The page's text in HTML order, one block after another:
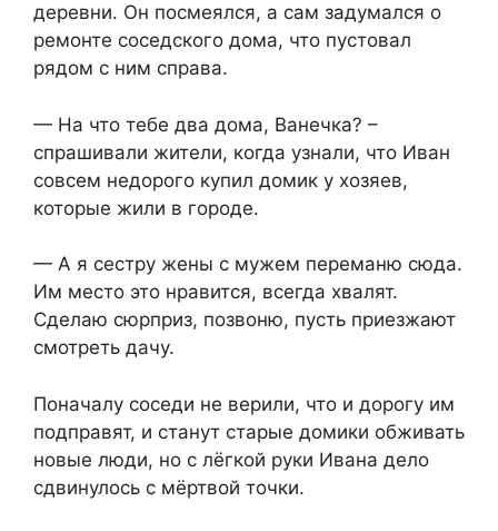
деревни. Он посмеялся, а сам задумался о
ремонте соседского дома, что пустовал
рядом с ним справа.
— На что тебе два дома, Ванечка? –
спрашивали жители, когда узнали, что Иван
совсем недорого купил домик у хозяев,
которые жили в городе.
— А я сестру жены с мужем переманю сюда.
Им место это нравится, всегда хвалят.
Сделаю сюрприз, позвоню, пусть приезжают
смотреть дачу.
Поначалу соседи не верили, что и дорогу им
подправят, и станут старые домики обживать
новые люди, но с лёгкой руки Ивана дело
сдвинулось с мёртвой точки.